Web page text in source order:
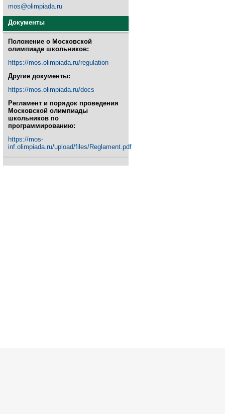
mos@olimpiada.ru
Документы
Положение о Московской
олимпиаде школьников:
https://mos.olimpiada.ru/regulation
Другие документы:
https://mos.olimpiada.ru/docs
Регламент и порядок проведения
Московской олимпиады
школьников по
программированию:
https://mos-
inf.olimpiada.ru/upload/files/Reglament.pdf